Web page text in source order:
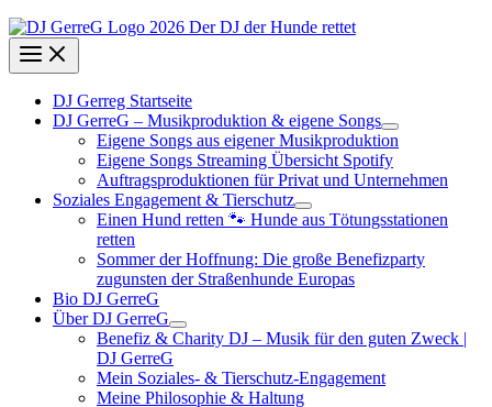
DJ Gerreg Startseite
DJ GerreG – Musikproduktion & eigene Songs
Eigene Songs aus eigener Musikproduktion
Eigene Songs Streaming Übersicht Spotify
Auftragsproduktionen für Privat und Unternehmen
Soziales Engagement & Tierschutz
Einen Hund retten 🐾 Hunde aus Tötungsstationen
retten
Sommer der Hoffnung: Die große Benefizparty
zugunsten der Straßenhunde Europas
Bio DJ GerreG
Über DJ GerreG
Benefiz & Charity DJ – Musik für den guten Zweck |
DJ GerreG
Mein Soziales- & Tierschutz-Engagement
Meine Philosophie & Haltung